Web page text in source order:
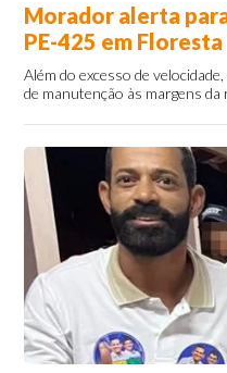
Morador alerta
PE-425 em Floresta
Além do excesso de
de manutenção às margens da